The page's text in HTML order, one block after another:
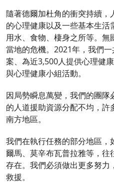
隨著德爾加杜角的衝突持續，
的心理健康以及一些基本生
用水、食物、棲身之所等。
當地的危機。2021年，我們
案、為近3,500人提供心理健
與心理健康小組活動。
因局勢瞬息萬變，我們的團
的人道援助資源分配不均，
南方地區。
我們在執行任務的部分地區
爾馬、莫辛布瓦普拉雅等，
存在。我們必須做出更多努
救援。